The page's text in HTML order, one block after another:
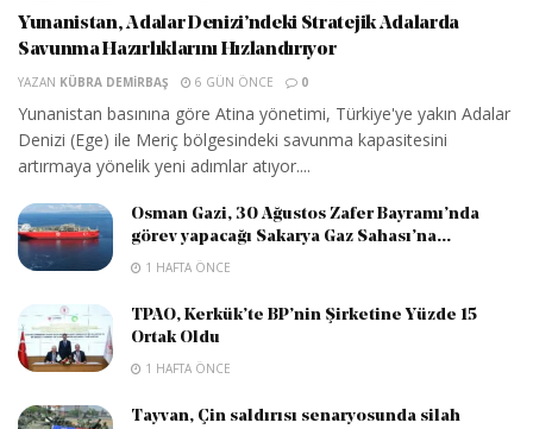
Yunanistan, Adalar Denizi’ndeki Stratejik Adalarda
Savunma Hazırlıklarını Hızlandırıyor
YAZAN KÜBRA DEMIRBAŞ 6 GÜN ÖNCE 0
Yunanistan basınına göre Atina yönetimi, Türkiye'ye yakın Adalar
Denizi (Ege) ile Meriç bölgesindeki savunma kapasitesini
artırmaya yönelik yeni adımlar atıyor....
Osman Gazi, 30 Ağustos Zafer Bayramı’nda
görev yapacağı Sakarya Gaz Sahası’na...
1 HAFTA ÖNCE
TPAO, Kerkük’te BP’nin Şirketine Yüzde 15
Ortak Oldu
1 HAFTA ÖNCE
Tayvan, Çin saldırısı senaryosunda silah